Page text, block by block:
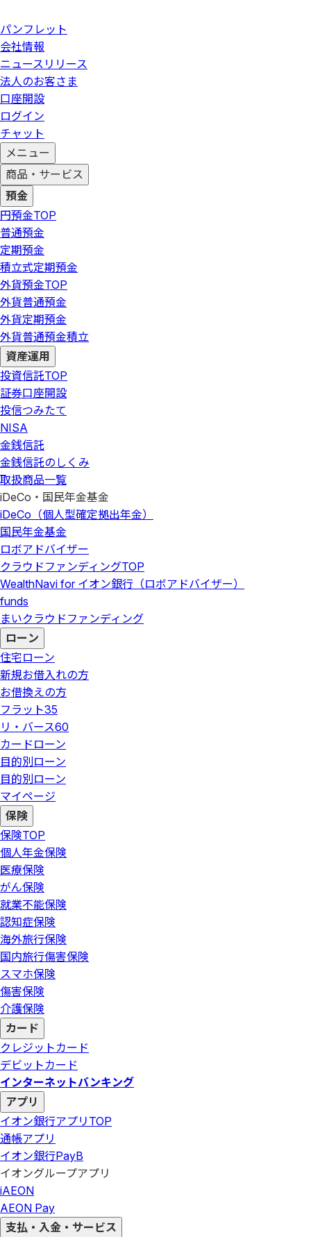
パンフレット
会社情報
ニュースリリース
法人のお客さま
口座開設
ログイン
チャット
メニュー
商品・サービス
預金
円預金TOP
普通預金
定期預金
積立式定期預金
外貨預金TOP
外貨普通預金
外貨定期預金
外貨普通預金積立
資産運用
投資信託TOP
証券口座開設
投信つみたて
NISA
金銭信託
金銭信託のしくみ
取扱商品一覧
iDeCo・国民年金基金
iDeCo（個人型確定拠出年金）
国民年金基金
ロボアドバイザー
クラウドファンディングTOP
WealthNavi for イオン銀行（ロボアドバイザー）
funds
まいクラウドファンディング
ローン
住宅ローン
新規お借入れの方
お借換えの方
フラット35
リ・バース60
カードローン
目的別ローン
目的別ローン
マイページ
保険
保険TOP
個人年金保険
医療保険
がん保険
就業不能保険
認知症保険
海外旅行保険
国内旅行傷害保険
スマホ保険
傷害保険
介護保険
カード
クレジットカード
デビットカード
インターネットバンキング
アプリ
イオン銀行アプリ TOP
通帳アプリ
イオン銀行PayB
イオングループアプリ
iAEON
AEON Pay
支払・入金・サービス